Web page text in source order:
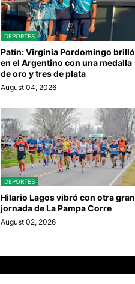
DEPORTES
Patín: Virginia Pordomingo brilló
en el Argentino con una medalla
de oro y tres de plata
August 04, 2026
DEPORTES
Hilario Lagos vibró con otra gran
jornada de La Pampa Corre
August 02, 2026